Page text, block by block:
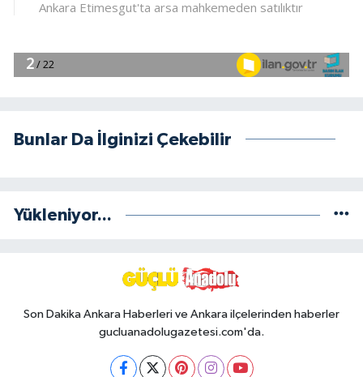
Bunlar Da İlginizi Çekebilir
Yükleniyor...
Son Dakika Ankara Haberleri ve Ankara ilçelerinden haberler
gucluanadolugazetesi.com'da.